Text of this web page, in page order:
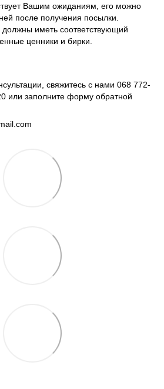
Вашим ожиданиям, его можно
после получения посылки.
иметь соответствующий
ценники и бирки.
свяжитесь с нами 068 772-
или заполните форму обратной